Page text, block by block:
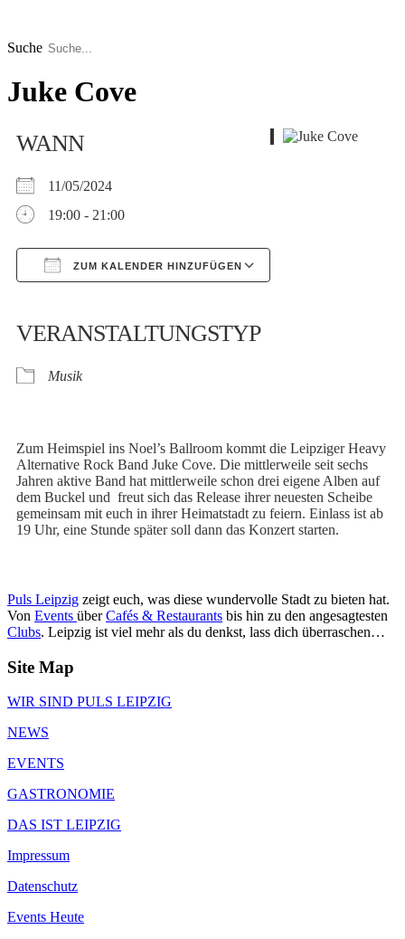
springen
Suche
Juke Cove
WANN
11/05/2024
19:00 - 21:00
ZUM KALENDER HINZUFÜGEN
VERANSTALTUNGSTYP
Musik
Zum Heimspiel ins Noel’s Ballroom kommt die Leipziger Heavy
Alternative Rock Band Juke Cove. Die mittlerweile seit sechs
Jahren aktive Band hat mittlerweile schon drei eigene Alben auf
dem Buckel und freut sich das Release ihrer neuesten Scheibe
gemeinsam mit euch in ihrer Heimatstadt zu feiern. Einlass ist ab
19 Uhr, eine Stunde später soll dann das Konzert starten.
Puls Leipzig zeigt euch, was diese wundervolle Stadt zu bieten hat.
Von Events überCafés & Restaurants bis hin zu den angesagtesten
Clubs. Leipzig ist viel mehr als du denkst, lass dich überraschen…
Site Map
WIR SIND PULS LEIPZIG
NEWS
EVENTS
GASTRONOMIE
DAS IST LEIPZIG
Impressum
Datenschutz
Events Heute